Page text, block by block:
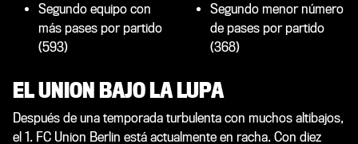
Segundo equipo con
más pases por partido
(593)
Segundo menor número
de pases por partido
(368)
EL UNION BAJO LA LUPA
Después de una temporada turbulenta con muchos altibajos,
el 1. FC Union Berlin está actualmente en racha. Con diez